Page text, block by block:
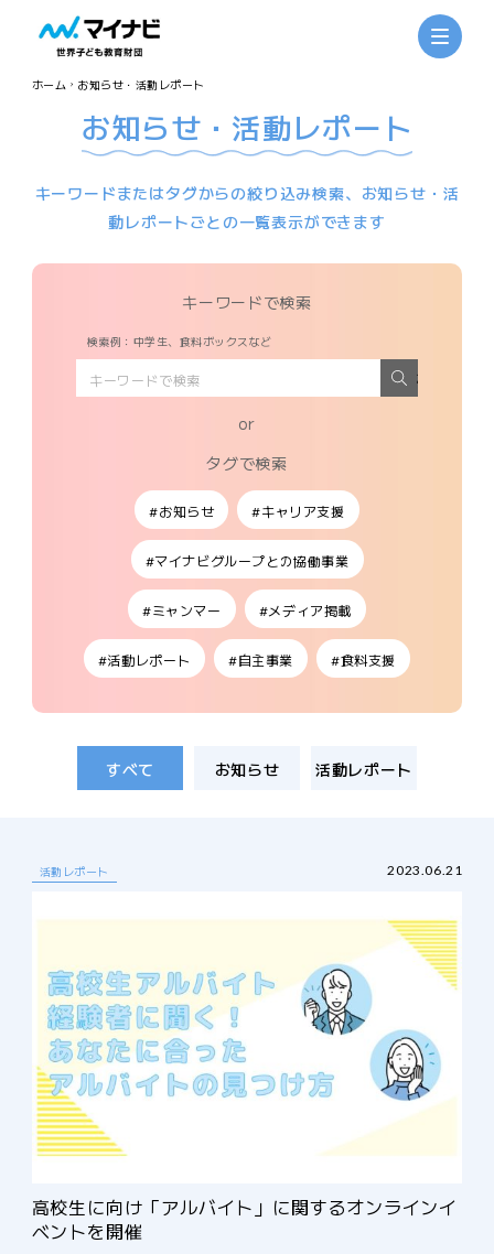
ホーム お知らせ・活動レポート
お知らせ・活動レポート
キーワードまたはタグからの絞り込み検索、お知らせ・活
動レポートごとの一覧表示ができます
キーワードで検索
検索例：中学生、食料ボックスなど
検索
or
タグで検索
#お知らせ #キャリア支援
#マイナビグループとの協働事業
#ミャンマー #メディア掲載
#活動レポート #自主事業 #食料支援
すべて お知らせ 活動レポート
活動レポート 2023.06.21
高校生に向け「アルバイト」に関するオンラインイ
ベントを開催